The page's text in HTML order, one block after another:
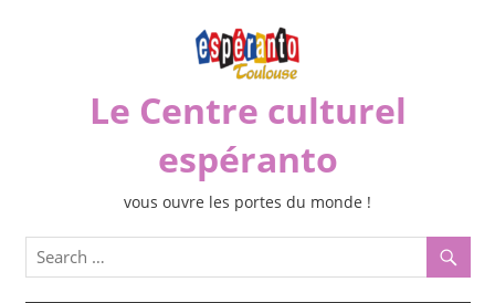
Le Centre culturel
espéranto
vous ouvre les portes du monde !